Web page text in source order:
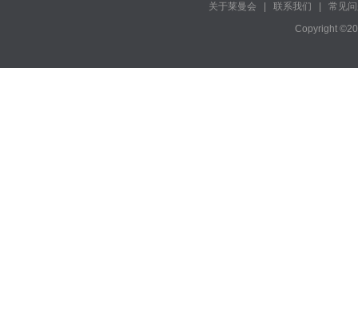
关于莱曼会 联系我们
常见
Copyright